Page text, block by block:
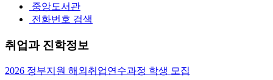
중앙도서관
전화번호 검색
취업과 진학정보
2026 정부지원 해외취업연수과정 학생 모집